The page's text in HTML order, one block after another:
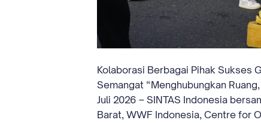
Kolaborasi Berbagai Pihak Sukses
Semangat “Menghubungkan
Juli 2026 – SINTAS Indonesia
Barat, WWF Indonesia, Centre for